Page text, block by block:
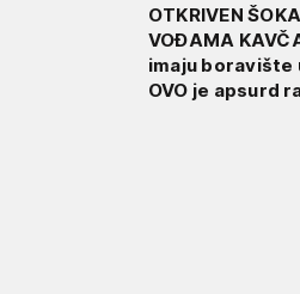
OTKRIVEN
VOĐAMA
imaju boravište
OVO je apsurd